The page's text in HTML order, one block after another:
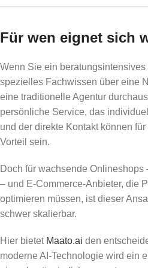
Für wen eignet sich
Wenn Sie ein
spezielles Fachwissen über eine
eine traditionelle Agentur
persönliche Service, das
und der direkte Kontakt können
Vorteil sein.
Doch für wachsende Onlineshops
– und E-Commerce-Anbieter, die
optimieren müssen, ist dieser
schwer skalierbar.
Hier bietet Maato.ai den
moderne AI-Technologie wird ein